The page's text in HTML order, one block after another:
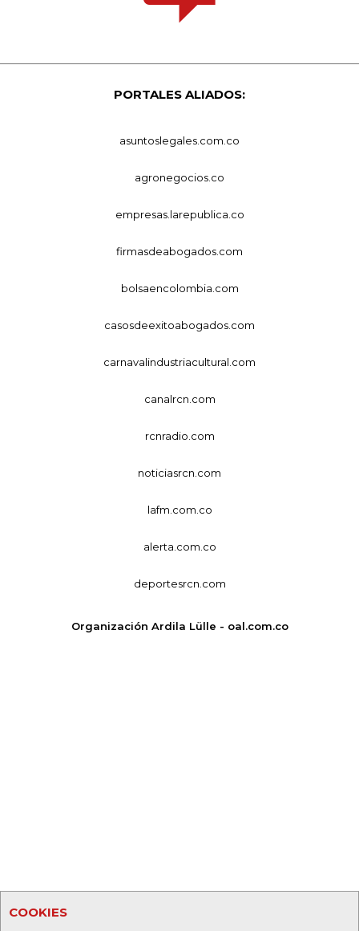
COOKIES
PORTALES ALIADOS:
asuntoslegales.com.co
agronegocios.co
empresas.larepublica.co
firmasdeabogados.com
bolsaencolombia.com
casosdeexitoabogados.com
carnavalindustriacultural.com
canalrcn.com
rcnradio.com
noticiasrcn.com
lafm.com.co
alerta.com.co
deportesrcn.com
Organización Ardila Lülle - oal.com.co